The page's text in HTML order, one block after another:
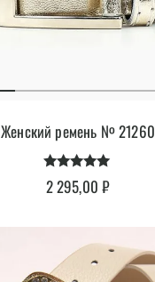
Женский ремень № 21260
Оценка
4.85
2 295,00₽